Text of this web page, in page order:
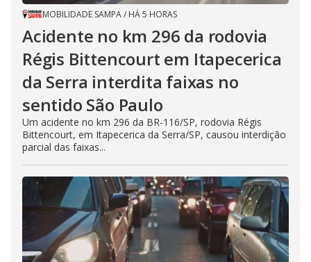
MOBILIDADE SAMPA/ HÁ 5 HORAS
Acidente no km 296 da rodovia
Régis Bittencourt em Itapecerica
da Serra interdita faixas no
sentido São Paulo
Um acidente no km 296 da BR-116/SP, rodovia Régis
Bittencourt, em Itapecerica da Serra/SP, causou interdição
parcial das faixas...